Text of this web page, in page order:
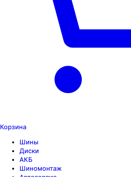
Корзина
Шины
Диски
АКБ
Шиномонтаж